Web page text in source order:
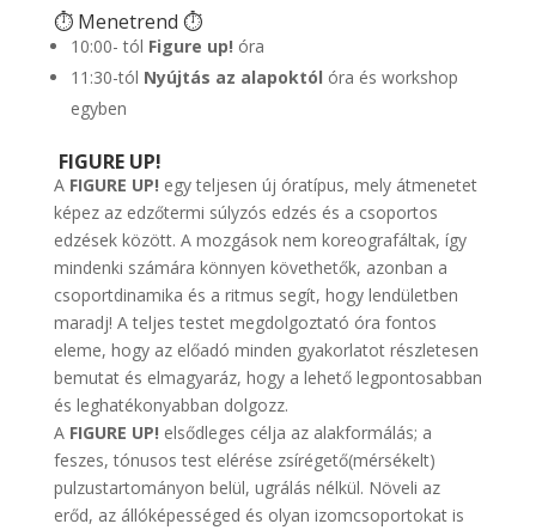
⏱️ Menetrend ⏱️
10:00- tól Figure up! óra
11:30-tól Nyújtás az alapoktól óra és workshop
egyben
FIGURE UP!
A FIGURE UP! egy teljesen új óratípus, mely átmenetet
képez az edzőtermi súlyzós edzés és a csoportos
edzések között. A mozgások nem koreografáltak, így
mindenki számára könnyen követhetők, azonban a
csoportdinamika és a ritmus segít, hogy lendületben
maradj! A teljes testet megdolgoztató óra fontos
eleme, hogy az előadó minden gyakorlatot részletesen
bemutat és elmagyaráz, hogy a lehető legpontosabban
és leghatékonyabban dolgozz.
A FIGURE UP! elsődleges célja az alakformálás; a
feszes, tónusos test elérése zsírégető(mérsékelt)
pulzustartományon belül, ugrálás nélkül. Növeli az
erőd, az állóképességed és olyan izomcsoportokat is